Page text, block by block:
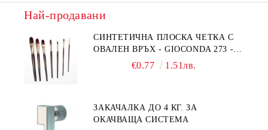
Най-продавани
СИНТЕТИЧНА ПЛОСКА ЧЕТКА С
ОВАЛЕН ВРЪХ - GIOCONDA 273 -
€0.77 1.51лв.
ЗАКАЧАЛКА ДО 4 КГ. ЗА
ОКАЧВАЩА СИСТЕМА